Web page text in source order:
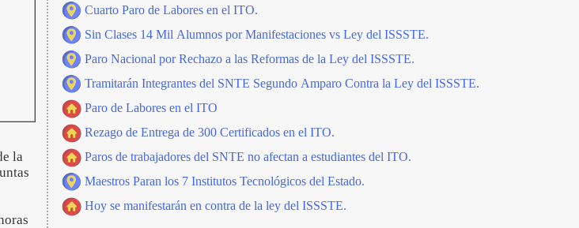
la
Cuarto Paro de Labores en el ITO.
Sin Clases 14 Mil Alumnos por Manifestaciones vs Ley del ISSSTE.
Paro Nacional por Rechazo a las Reformas de la Ley del ISSSTE.
Tramitarán Integrantes del SNTE Segundo Amparo Contra la Ley del ISSSTE.
Paro de Labores en el ITO
Rezago de Entrega de 300 Certificados en el ITO.
Paros de trabajadores del SNTE no afectan a estudiantes del ITO.
Maestros Paran los 7 Institutos Tecnológicos del Estado.
Hoy se manifestarán en contra de la ley del ISSSTE.